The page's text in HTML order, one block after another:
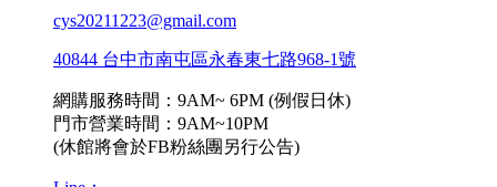
cys20211223@gmail.com
40844 台中市南屯區永春東七路968-1號
網購服務時間：9AM~ 6PM (例假日休)
門市營業時間：9AM~10PM
(休館將會於FB粉絲團另行公告)